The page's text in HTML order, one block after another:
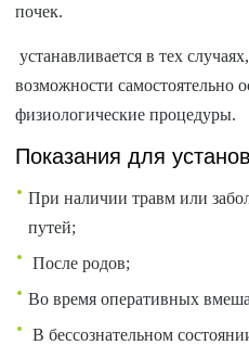
почек.
устанавливается в тех
возможности самостоятельно
физиологические процедуры.
Показания для
При наличии травм или
путей;
После родов;
Во время оперативных
В бессознательном